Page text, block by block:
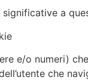
a
e/o numeri)
che